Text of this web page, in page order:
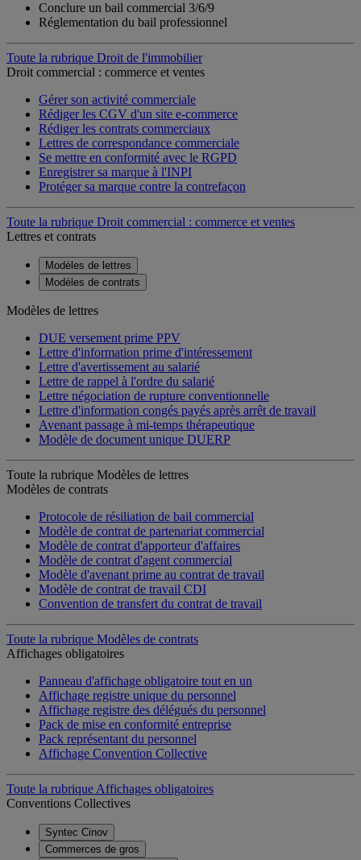
Conclure un bail commercial 3/6/9
Réglementation du bail professionnel
Toute la rubrique Droit de l'immobilier
Droit commercial : commerce et ventes
Gérer son activité commerciale
Rédiger les CGV d'un site e-commerce
Rédiger les contrats commerciaux
Lettres de correspondance commerciale
Se mettre en conformité avec le RGPD
Enregistrer sa marque à l'INPI
Protéger sa marque contre la contrefaçon
Toute la rubrique Droit commercial : commerce et ventes
Lettres et contrats
Modèles de lettres
Modèles de contrats
Modèles de lettres
DUE versement prime PPV
Lettre d'information prime d'intéressement
Lettre d'avertissement au salarié
Lettre de rappel à l'ordre du salarié
Lettre négociation de rupture conventionnelle
Lettre d'information congés payés après arrêt de travail
Avenant passage à mi-temps thérapeutique
Modèle de document unique DUERP
Toute la rubrique Modèles de lettres
Modèles de contrats
Protocole de résiliation de bail commercial
Modèle de contrat de partenariat commercial
Modèle de contrat d'apporteur d'affaires
Modèle de contrat d'agent commercial
Modèle d'avenant prime au contrat de travail
Modèle de contrat de travail CDI
Convention de transfert du contrat de travail
Toute la rubrique Modèles de contrats
Affichages obligatoires
Panneau d'affichage obligatoire tout en un
Affichage registre unique du personnel
Affichage registre des délégués du personnel
Pack de mise en conformité entreprise
Pack représentant du personnel
Affichage Convention Collective
Toute la rubrique Affichages obligatoires
Conventions Collectives
Syntec Cinov
Commerces de gros